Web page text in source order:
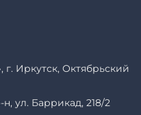
г. Иркутск, Октябрьский
ул. Баррикад, 218/2